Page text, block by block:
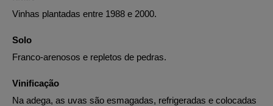
Vinhas plantadas entre 1988 e 2000.
Solo
Franco-arenosos e repletos de pedras.
Vinificação
Na adega, as uvas são esmagadas, refrigeradas e colocadas